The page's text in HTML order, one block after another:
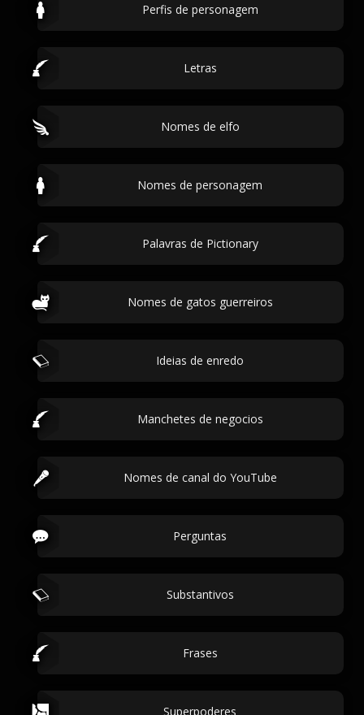
Perfis de personagem
Letras
Nomes de elfo
Nomes de personagem
Palavras de Pictionary
Nomes de gatos guerreiros
Ideias de enredo
Manchetes de negocios
Nomes de canal do YouTube
Perguntas
Substantivos
Frases
Superpoderes